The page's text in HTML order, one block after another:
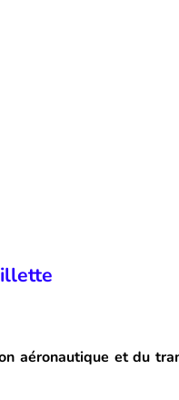
aéronautique et du